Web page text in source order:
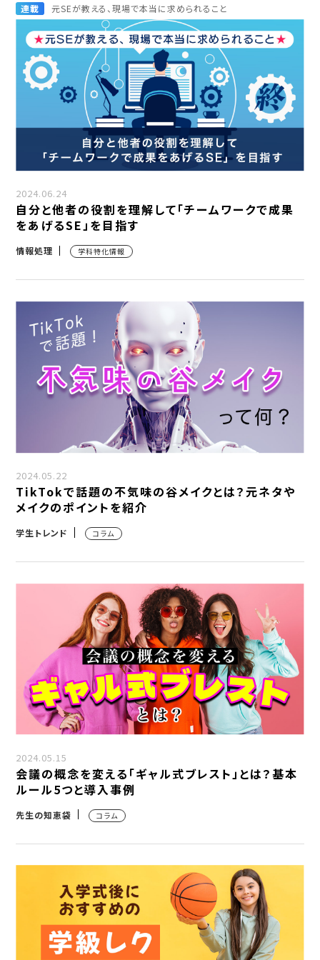
連載 元SEが教える、現場で本当に求められること
2024.06.24
自分と他者の役割を理解して「チームワークで成果
をあげるSE」を目指す
情報処理 学科特化情報
2024.05.22
TikTokで話題の不気味の谷メイクとは？元ネタや
メイクのポイントを紹介
学生トレンド コラム
2024.05.15
会議の概念を変える「ギャル式ブレスト」とは？基本
ルール5つと導入事例
先生の知恵袋 コラム